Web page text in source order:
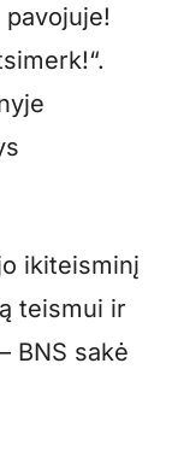
pavojuje!
ikiteisminį
teismui ir
BNS sakė